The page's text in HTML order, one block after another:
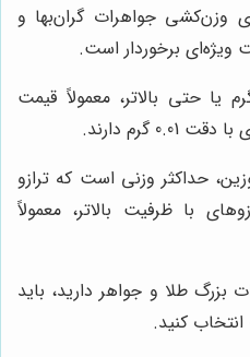
وزن‌کشی جواهرات گران‌بها و
برخوردار است.
با دقت 0.001 گرم یا حتی بالاتر، معمولاً قیمت
گرم دارند.
حداکثر وزنی است که ترازو
با ظرفیت بالاتر، معمولاً
بزرگ طلا و جواهر دارید، باید
کنید.